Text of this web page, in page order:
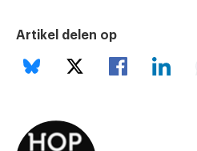
Artikel delen op